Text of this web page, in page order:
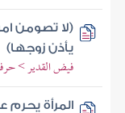
(لا تصومن
يأذن زوجها)
فيض القدير >
المرأة يحرم